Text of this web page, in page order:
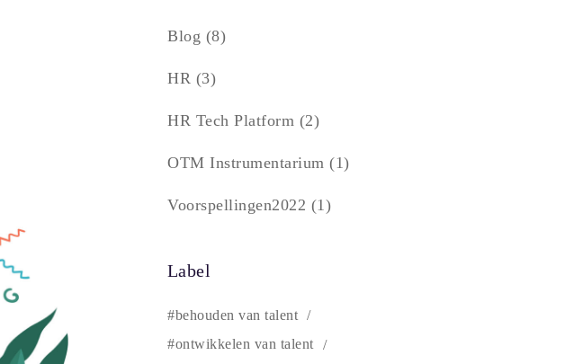
Blog (8)
HR (3)
HR Tech Platform (2)
OTM Instrumentarium (1)
Voorspellingen2022 (1)
Label
#behouden van talent
#ontwikkelen van talent